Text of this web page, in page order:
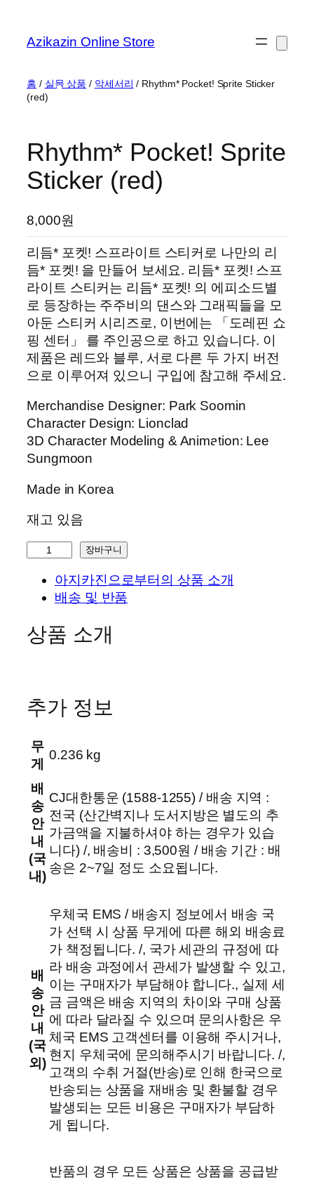
Azikazin Online Store
홈 / 실물 상품 / 악세서리 / Rhythm* Pocket! Sprite Sticker
(red)
Rhythm* Pocket! Sprite
Sticker (red)
8,000원
리듬* 포켓! 스프라이트 스티커로 나만의 리
듬* 포켓! 을 만들어 보세요. 리듬* 포켓! 스프
라이트 스티커는 리듬* 포켓! 의 에피소드별
로 등장하는 주주비의 댄스와 그래픽들을 모
아둔 스티커 시리즈로, 이번에는 「도레핀 쇼
핑 센터」 를 주인공으로 하고 있습니다. 이
제품은 레드와 블루, 서로 다른 두 가지 버전
으로 이루어져 있으니 구입에 참고해 주세요.
Merchandise Designer: Park Soomin
Character Design: Lionclad
3D Character Modeling & Animation: Lee
Sungmoon
Made in Korea
재고 있음
m
c
e
S
p
e
k
e
r
e
장바구니
아지카진으로부터의 상품 소개
배송 및 반품
상품 소개
추가 정보
무
게
0.236 kg
배
송
안
내
(국
내)
CJ대한통운 (1588-1255) / 배송 지역 :
전국 (산간벽지나 도서지방은 별도의 추
가금액을 지불하셔야 하는 경우가 있습
니다) /, 배송비 : 3,500원 / 배송 기간 : 배
송은 2~7일 정도 소요됩니다.
배
송
안
내
(국
외)
우체국 EMS / 배송지 정보에서 배송 국
가 선택 시 상품 무게에 따른 해외 배송료
가 책정됩니다. /, 국가 세관의 규정에 따
라 배송 과정에서 관세가 발생할 수 있고,
이는 구매자가 부담해야 합니다., 실제 세
금 금액은 배송 지역의 차이와 구매 상품
에 따라 달라질 수 있으며 문의사항은 우
체국 EMS 고객센터를 이용해 주시거나,
현지 우체국에 문의해주시기 바랍니다. /,
고객의 수취 거절(반송)로 인해 한국으로
반송되는 상품을 재배송 및 환불할 경우
발생되는 모든 비용은 구매자가 부담하
게 됩니다.
반품의 경우 모든 상품은 상품을 공급받